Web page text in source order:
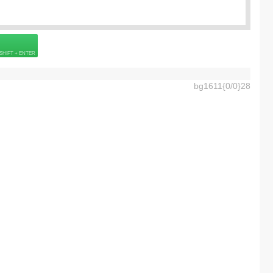
[0-99] =125.0EURПодробнее о визе
bg1611{0/0}28